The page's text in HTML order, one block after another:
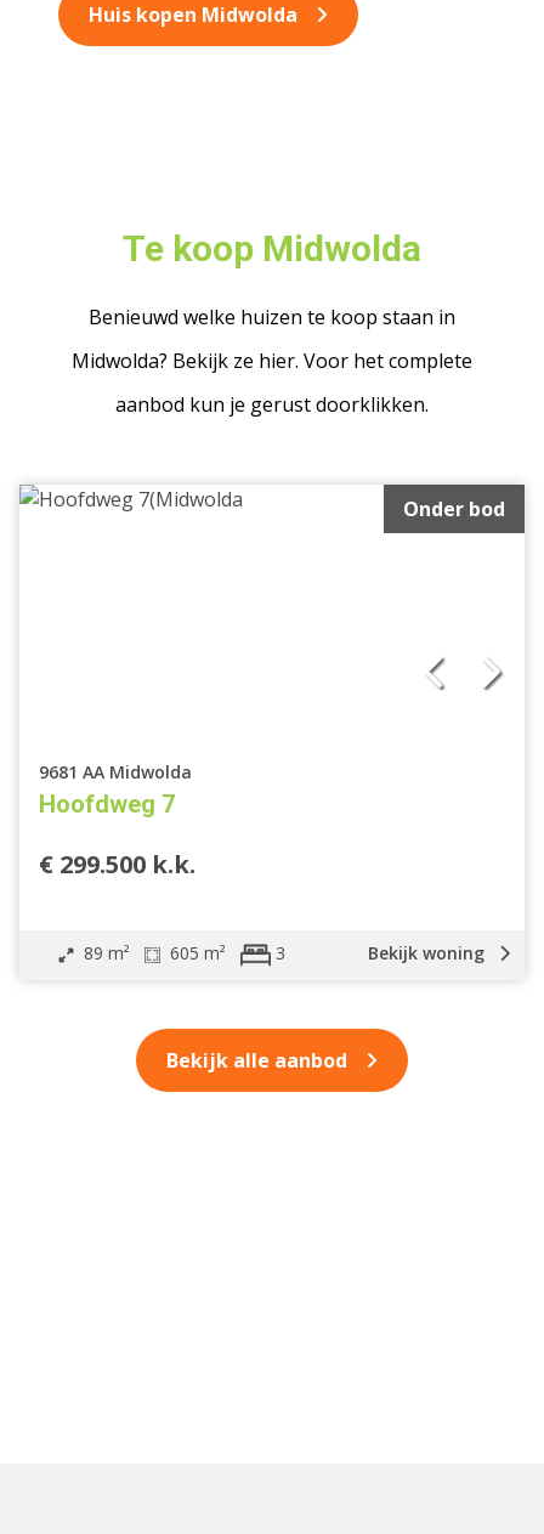
Huis kopen Midwolda
Te koop Midwolda
Benieuwd welke huizen te koop staan in
Midwolda? Bekijk ze hier. Voor het complete
aanbod kun je gerust doorklikken.
Onder bod
9681 AA Midwolda
Hoofdweg 7
€ 299.500 k.k.
89 m² 605 m² 3 Bekijk woning
Bekijk alle aanbod